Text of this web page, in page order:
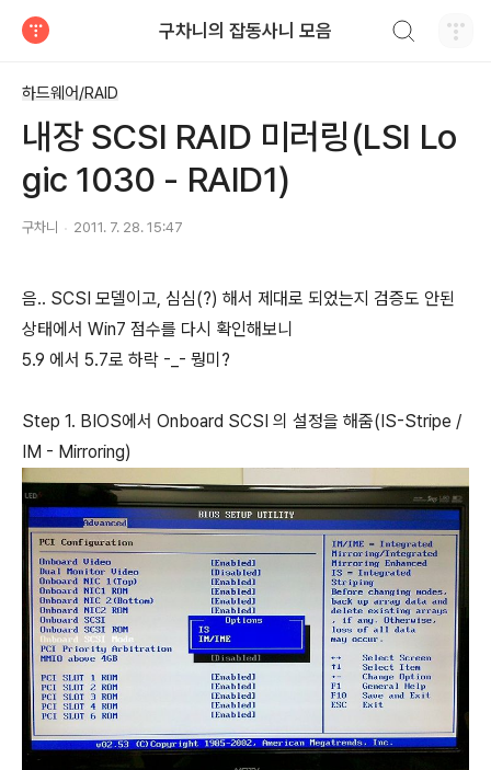
구차니의 잡동사니 모음
하드웨어/RAID
내장 SCSI RAID 미러링(LSI Lo
gic 1030 - RAID1)
구차니 2011. 7. 28. 15:47
음.. SCSI 모델이고, 심심(?) 해서 제대로 되었는지 검증도 안된
상태에서 Win7 점수를 다시 확인해보니
5.9 에서 5.7로 하락 -_- 뭥미?
Step 1. BIOS에서 Onboard SCSI 의 설정을 해줌(IS-Stripe /
IM - Mirroring)